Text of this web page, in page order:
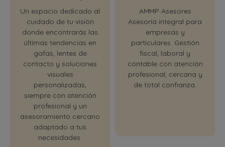
Un espacio dedicado al
cuidado de tu visión
donde encontrarás las
últimas tendencias en
gafas, lentes de
contacto y soluciones
visuales
personalizadas,
siempre con atención
profesional y un
asesoramiento cercano
adaptado a tus
necesidades.
AMMP Asesores
Asesoría integral para
empresas y
particulares. Gestión
fiscal, laboral y
contable con atención
profesional, cercana y
de total confianza.